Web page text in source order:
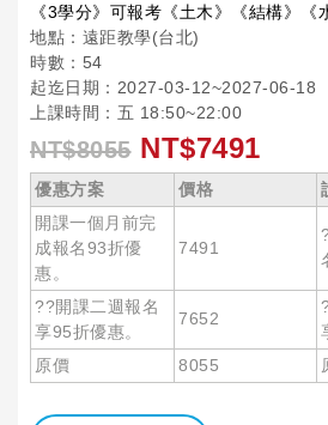
《3學分》可報考《土木》《結構》《
地點：遠距教學(台北)
時數：54
起迄日期：2027-03-12~2027-06-18
上課時間：五 18:50~22:00
NT$8055 NT$7491
優惠方案 價格
開課一個月前完
成報名93折優
惠。
7491
??開課二週報名
享95折優惠。
7652
原價
8055